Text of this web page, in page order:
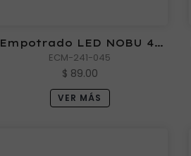
Empotrado LED NOBU 45
4000K 5W
ECM-241-045
$ 89.00
VER MÁS